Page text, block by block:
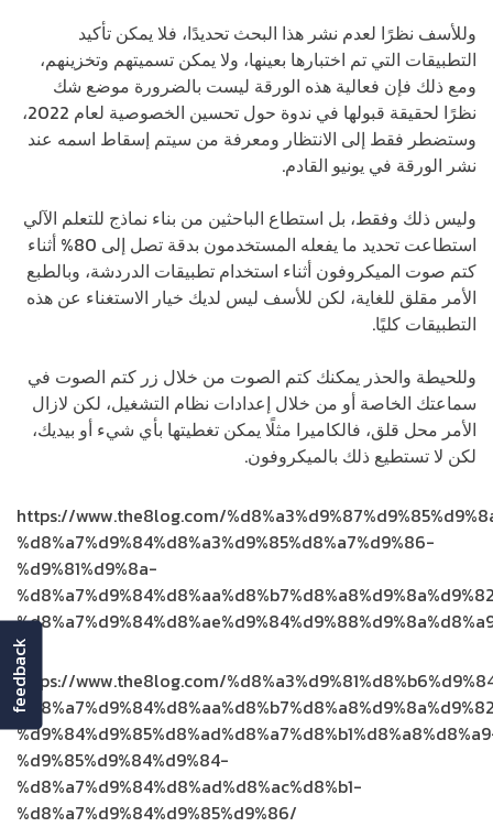
وللأسف نظرًا لعدم نشر هذا البحث تحديدًا، فلا يمكن تأكيد
التطبيقات التي تم اختبارها بعينها، ولا يمكن تسميتهم وتخزينهم،
ومع ذلك فإن فعالية هذه الورقة ليست بالضرورة موضع شك
نظرًا لحقيقة قبولها في ندوة حول تحسين الخصوصية لعام 2022،
وستضطر فقط إلى الانتظار ومعرفة من سيتم إسقاط اسمه عند
نشر الورقة في يونيو القادم.
وليس ذلك وفقط، بل استطاع الباحثين من بناء نماذج للتعلم الآلي
استطاعت تحديد ما يفعله المستخدمون بدقة تصل إلى 80% أثناء
كتم صوت الميكروفون أثناء استخدام تطبيقات الدردشة، وبالطبع
الأمر مقلق للغاية، لكن للأسف ليس لديك خيار الاستغناء عن هذه
التطبيقات كليًا.
وللحيطة والحذر يمكنك كتم الصوت من خلال زر كتم الصوت في
سماعتك الخاصة أو من خلال إعدادات نظام التشغيل، لكن لازال
الأمر محل قلق، فالكاميرا مثلًا يمكن تغطيتها بأي شيء أو بيديك،
لكن لا تستطيع ذلك بالميكروفون.
https://www.the8log.com/
%d8%a7%d9%84%d8%a3%d9%85%d8%a7%d9%86-
%d9%81%d9%8a-
https://www.the8log.com/
%d9%85%d9%84%d9%84-
%d8%a7%d9%84%d8%ad%d8%ac%d8%b1-
%d8%a7%d9%84%d9%85%d9%86/
feedback